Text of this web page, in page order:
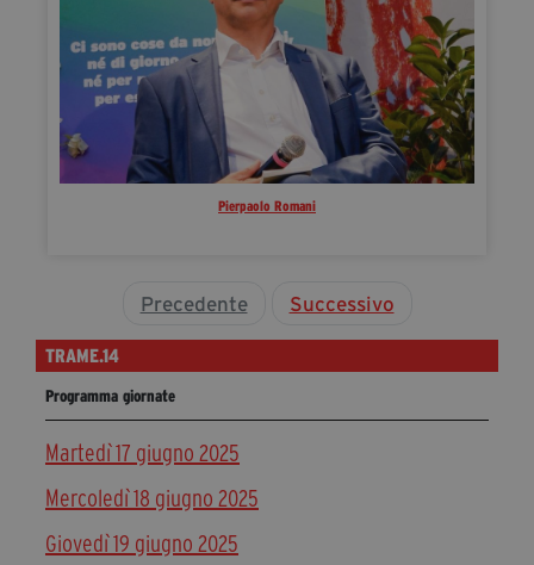
Pierpaolo Romani
Precedente Successivo
TRAME.14
Programma giornate
Martedì 17 giugno 2025
Mercoledì 18 giugno 2025
Giovedì 19 giugno 2025